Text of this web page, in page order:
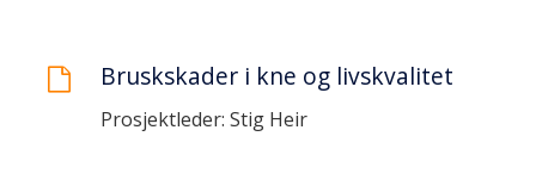
Bruskskader i kne og livskvalitet
Prosjektleder: Stig Heir